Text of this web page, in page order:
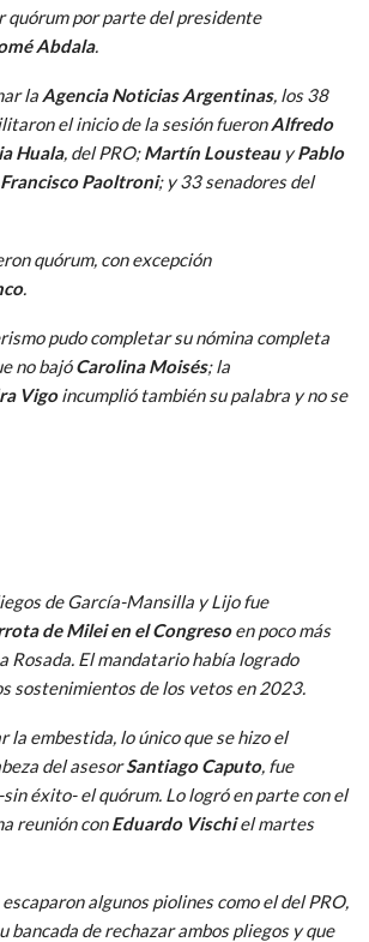
quórum por parte del presidente
Abdala.
la Agencia Noticias Argentinas, los 38
el inicio de la sesión fueronAlfredo
Huala, del PRO;Martín LousteauyPablo
Francisco Paoltroni; y 33 senadores del
quórum, con excepción
.
pudo completar su nómina completa
no bajóCarolina Moisés; la
Vigoincumplió también su palabra y no se
de García-Mansilla y Lijo fue
de Milei en el Congresoen poco más
Rosada. El mandatario había logrado
sostenimientos de los vetos en 2023.
embestida, lo único que se hizo el
del asesorSantiago Caputo, fue
éxito- el quórum. Lo logró en parte con el
reunión conEduardo Vischiel martes
algunos piolines como el del PRO,
bancada de rechazar ambos pliegos y que